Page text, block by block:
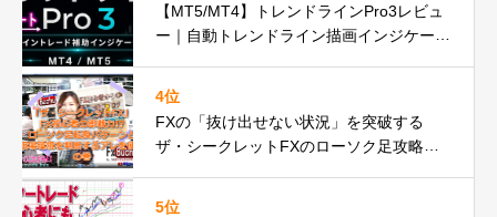
【MT5/MT4】トレンドラインPro3レビュ
ー｜自動トレンドライン描画インジケータ
4位
FXの「抜け出せない状況」を突破する
ザ・シークレットFXのローソク足攻略の
5位